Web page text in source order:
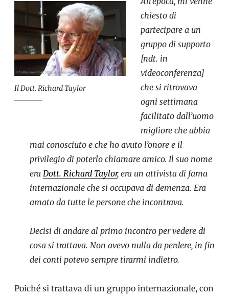
Il Dott. Richard Taylor
chiesto di
partecipare a un
gruppo di supporto
[ndt. in
videoconferenza]
che si ritrovava
ogni settimana
facilitato dall’uomo
migliore che abbia
mai conosciuto e che ho avuto l’onore e il
privilegio di poterlo chiamare amico. Il suo nome
era Dott. Richard Taylor, era un attivista di fama
internazionale che si occupava di demenza. Era
amato da tutte le persone che incontrava.
Decisi di andare al primo incontro per vedere di
cosa si trattava. Non avevo nulla da perdere, in fin
dei conti potevo sempre tirarmi indietro.
Poiché si trattava di un gruppo internazionale, con